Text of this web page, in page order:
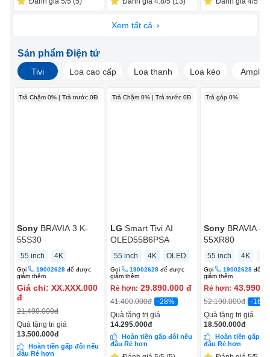
Xem tất cả
Sản phẩm Điện tử
Tivi Loa cao cấp Loa thanh Loa kéo Amply
Trả Chậm 0% | Trả trước 0Đ
Sony BRAVIA 3 K-
55S30
55 inch 4K
Gọi 19002628 để được
giảm thêm
Giá chỉ: XX.XXX.000
đ
21.490.000đ
Quà tặng trị giá
13.500.000đ
Hoàn tiền gấp đôi nếu
đâu Rẻ hơn
Trả Chậm 0% | Trả trước 0Đ
LG Smart Tivi AI
OLED55B6PSA
55 inch 4K OLED
Gọi 19002628 để được
giảm thêm
Rẻ hơn: 29.890.000 đ
41.400.000đ
-28%
Quà tặng trị giá
14.295.000đ
Hoàn tiền gấp đôi nếu
đâu Rẻ hơn
Trả góp 0%
Sony BRAVIA 8
55XR80
55 inch 4K
Gọi 19002628 để
giảm thêm
Rẻ hơn:
52.190.000đ
-16%
Quà tặng trị giá
18.500.000đ
Hoàn tiền gấp
đâu Rẻ hơn